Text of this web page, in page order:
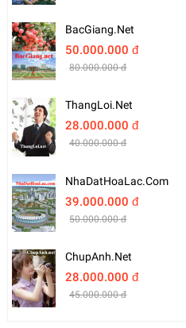
BacGiang.net
50.000.000 đ
80.000.000 đ
ThangLoi.net
28.000.000 đ
40.000.000 đ
NhaDatHoaLac.com
39.000.000 đ
50.000.000 đ
ChupAnh.net
28.000.000 đ
45.000.000 đ